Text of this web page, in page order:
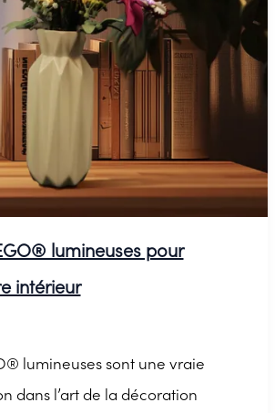
lumineuses pour
intérieur
lumineuses sont une vraie
dans l’art de la décoration